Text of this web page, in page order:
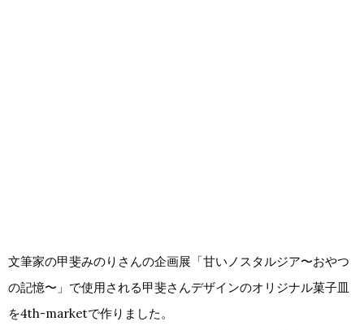
文筆家の甲斐みのりさんの企画展「甘いノスタルジア〜おやつ
の記憶〜」で使用される甲斐さんデザインのオリジナル菓子皿
を4th-marketで作りました。